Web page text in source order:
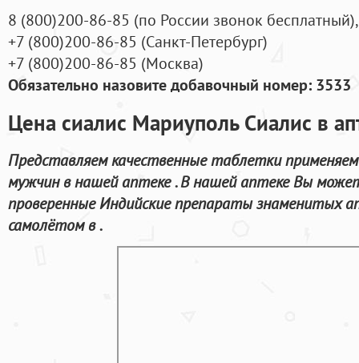
8 (800)200-86-85 (по России звонок бесплатный),
+7 (800)200-86-85 (Санкт-Петербург)
+7 (800)200-86-85 (Москва)
Обязательно назовите добавочный номер: 3533
Цена сиалис Мариуполь Сиалис в
Представляем качественные таблетки
мужчин в нашей аптеке . В нашей аптеке Вы
проверенные Индийские препараты знаменитых
самолётом в .